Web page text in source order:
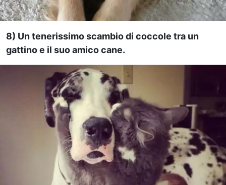
8) Un tenerissimo scambio di coccole tra un
gattino e il suo amico cane.